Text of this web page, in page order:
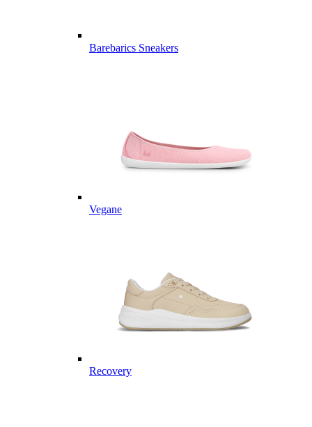
Barebarics Sneakers
Vegane
Recovery